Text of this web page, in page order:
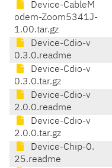
Device-CableM
odem-Zoom5341J-
1.00.tar.gz
Device-Cdio-v
0.3.0.readme
Device-Cdio-v
0.3.0.tar.gz
Device-Cdio-v
2.0.0.readme
Device-Cdio-v
2.0.0.tar.gz
Device-Chip-0.
25.readme